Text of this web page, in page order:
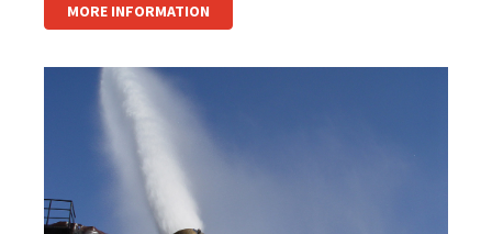
MORE INFORMATION